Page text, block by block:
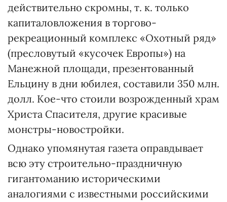
действительно скромны, т. к. только
капиталовложения в торгово-
рекреационный комплекс «Охотный ряд»
(пресловутый «кусочек Европы») на
Манежной площади, презентованный
Ельцину в дни юбилея, составили 350 млн.
долл. Кое-что стоили возрожденный храм
Христа Спасителя, другие красивые
монстры-новостройки.
Однако упомянутая газета оправдывает
всю эту строительно-праздничную
гигантоманию историческими
аналогиями с известными российскими